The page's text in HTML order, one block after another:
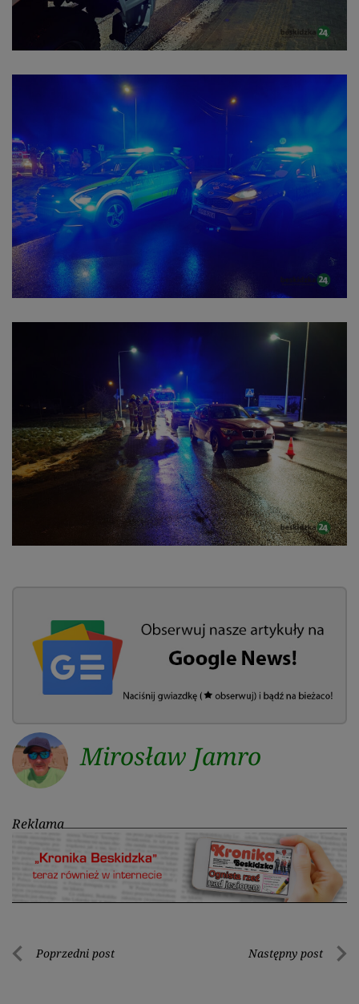
Mirosław Jamro
Reklama
Nawigacja
Poprzedni post Następny post